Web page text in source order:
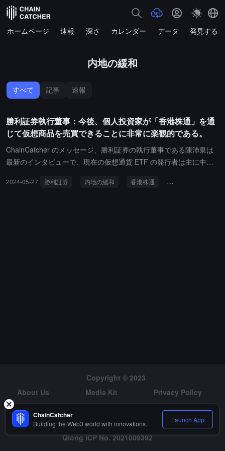
ホームページ 速報 深さ カレンダー データ 発見する
内地の緩和
すべて 記事 速報
勝利証券執行董事：今後、個人投資家が「香港株通」を通
じて仮想商品を売買できることに非常に楽観的である。
ChainCatcher のメッセージ、勝利証券の執行董事である陳沛泉は
最新のインタビューで、現在の仮想通貨 ETF の発行者は主に中国
号」を発信していると考えており、彼は内地の政策について推測す
2024-05-27 勝利証券 内地の緩和 香港株通 バーチャル商品
Copyright © 2023
About Us
Media Kit
Privacy Policy
Risk Warning
Hiring
Qiong ICP No. 2021009392
ChainCatcher
Building the Web3 world with innovations. Launch App